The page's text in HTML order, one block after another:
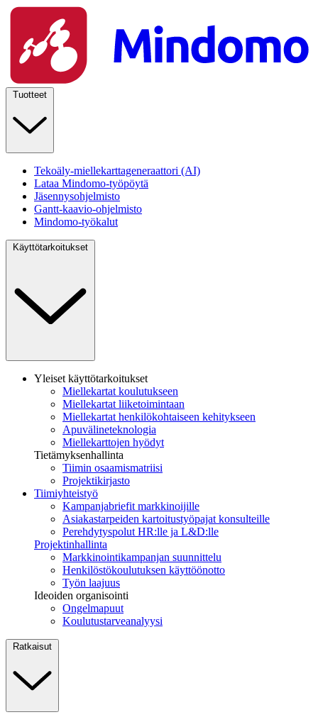
Tuotteet
Tekoäly-miellekarttageneraattori (AI)
Lataa Mindomo-työpöytä
Jäsennysohjelmisto
Gantt-kaavio-ohjelmisto
Mindomo-työkalut
Käyttötarkoitukset
Yleiset käyttötarkoitukset
Miellekartat koulutukseen
Miellekartat liiketoimintaan
Miellekartat henkilökohtaiseen kehitykseen
Apuvälineteknologia
Miellekarttojen hyödyt
Tietämyksenhallinta
Tiimin osaamismatriisi
Projektikirjasto
Tiimiyhteistyö
Kampanjabriefit markkinoijille
Asiakastarpeiden kartoitustyöpajat konsulteille
Perehdytyspolut HR:lle ja L&D:lle
Projektinhallinta
Markkinointikampanjan suunnittelu
Henkilöstökoulutuksen käyttöönotto
Työn laajuus
Ideoiden organisointi
Ongelmapuut
Koulutustarveanalyysi
Ratkaisut